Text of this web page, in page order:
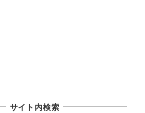
サイト内検索